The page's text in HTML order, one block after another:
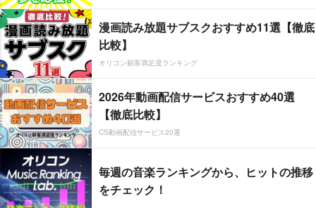
漫画読み放題サブスクおすすめ11選【徹底
比較】
オリコン顧客満足度ランキング
2026年動画配信サービスおすすめ40選
【徹底比較】
CS動画配信サービス20選
毎週の音楽ランキングから、ヒットの推移
をチェック！